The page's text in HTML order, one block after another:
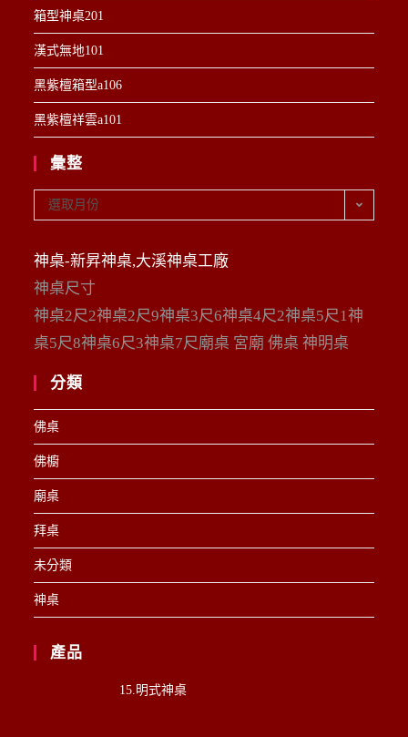
箱型神桌201
漢式無地101
黑紫檀箱型a106
黑紫檀祥雲a101
彙整
整
選取月份
神桌-新昇神桌,大溪神桌工廠
神桌尺寸
神桌2尺2神桌2尺9神桌3尺6神桌4尺2神桌5尺1神
桌5尺8神桌6尺3神桌7尺廟桌 宮廟 佛桌 神明桌
分類
佛桌
佛櫥
廟桌
拜桌
未分類
神桌
產品
15.明式神桌